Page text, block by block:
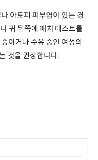
아토피 피부염이 있는 경
귀 뒤쪽에 패치 테스트를
이거나 수유 중인 여성의
것을 권장합니다.